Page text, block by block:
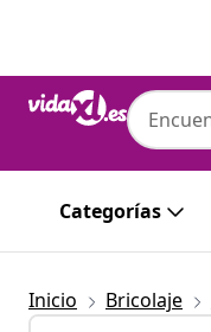
Categorías
Inicio Bricolaje